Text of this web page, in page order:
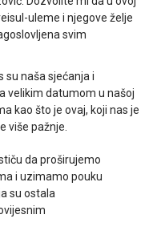
uleme i njegove želje
svim
su naša sjećanja i
velikim datumom u našoj
kao što je ovaj, koji nas je
više pažnje.
da proširujemo
i uzimamo pouku
su ostala